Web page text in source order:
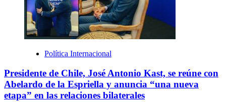
Política Internacional
Presidente de Chile, José Antonio Kast, se reúne con
Abelardo de la Espriella y anuncia “una nueva
etapa” en las relaciones bilaterales